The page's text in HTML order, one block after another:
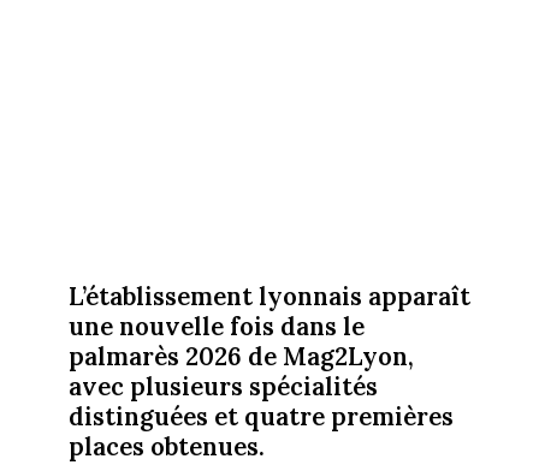
L’établissement lyonnais apparaît
une nouvelle fois dans le
palmarès 2026 de Mag2Lyon,
avec plusieurs spécialités
distinguées et quatre premières
places obtenues.